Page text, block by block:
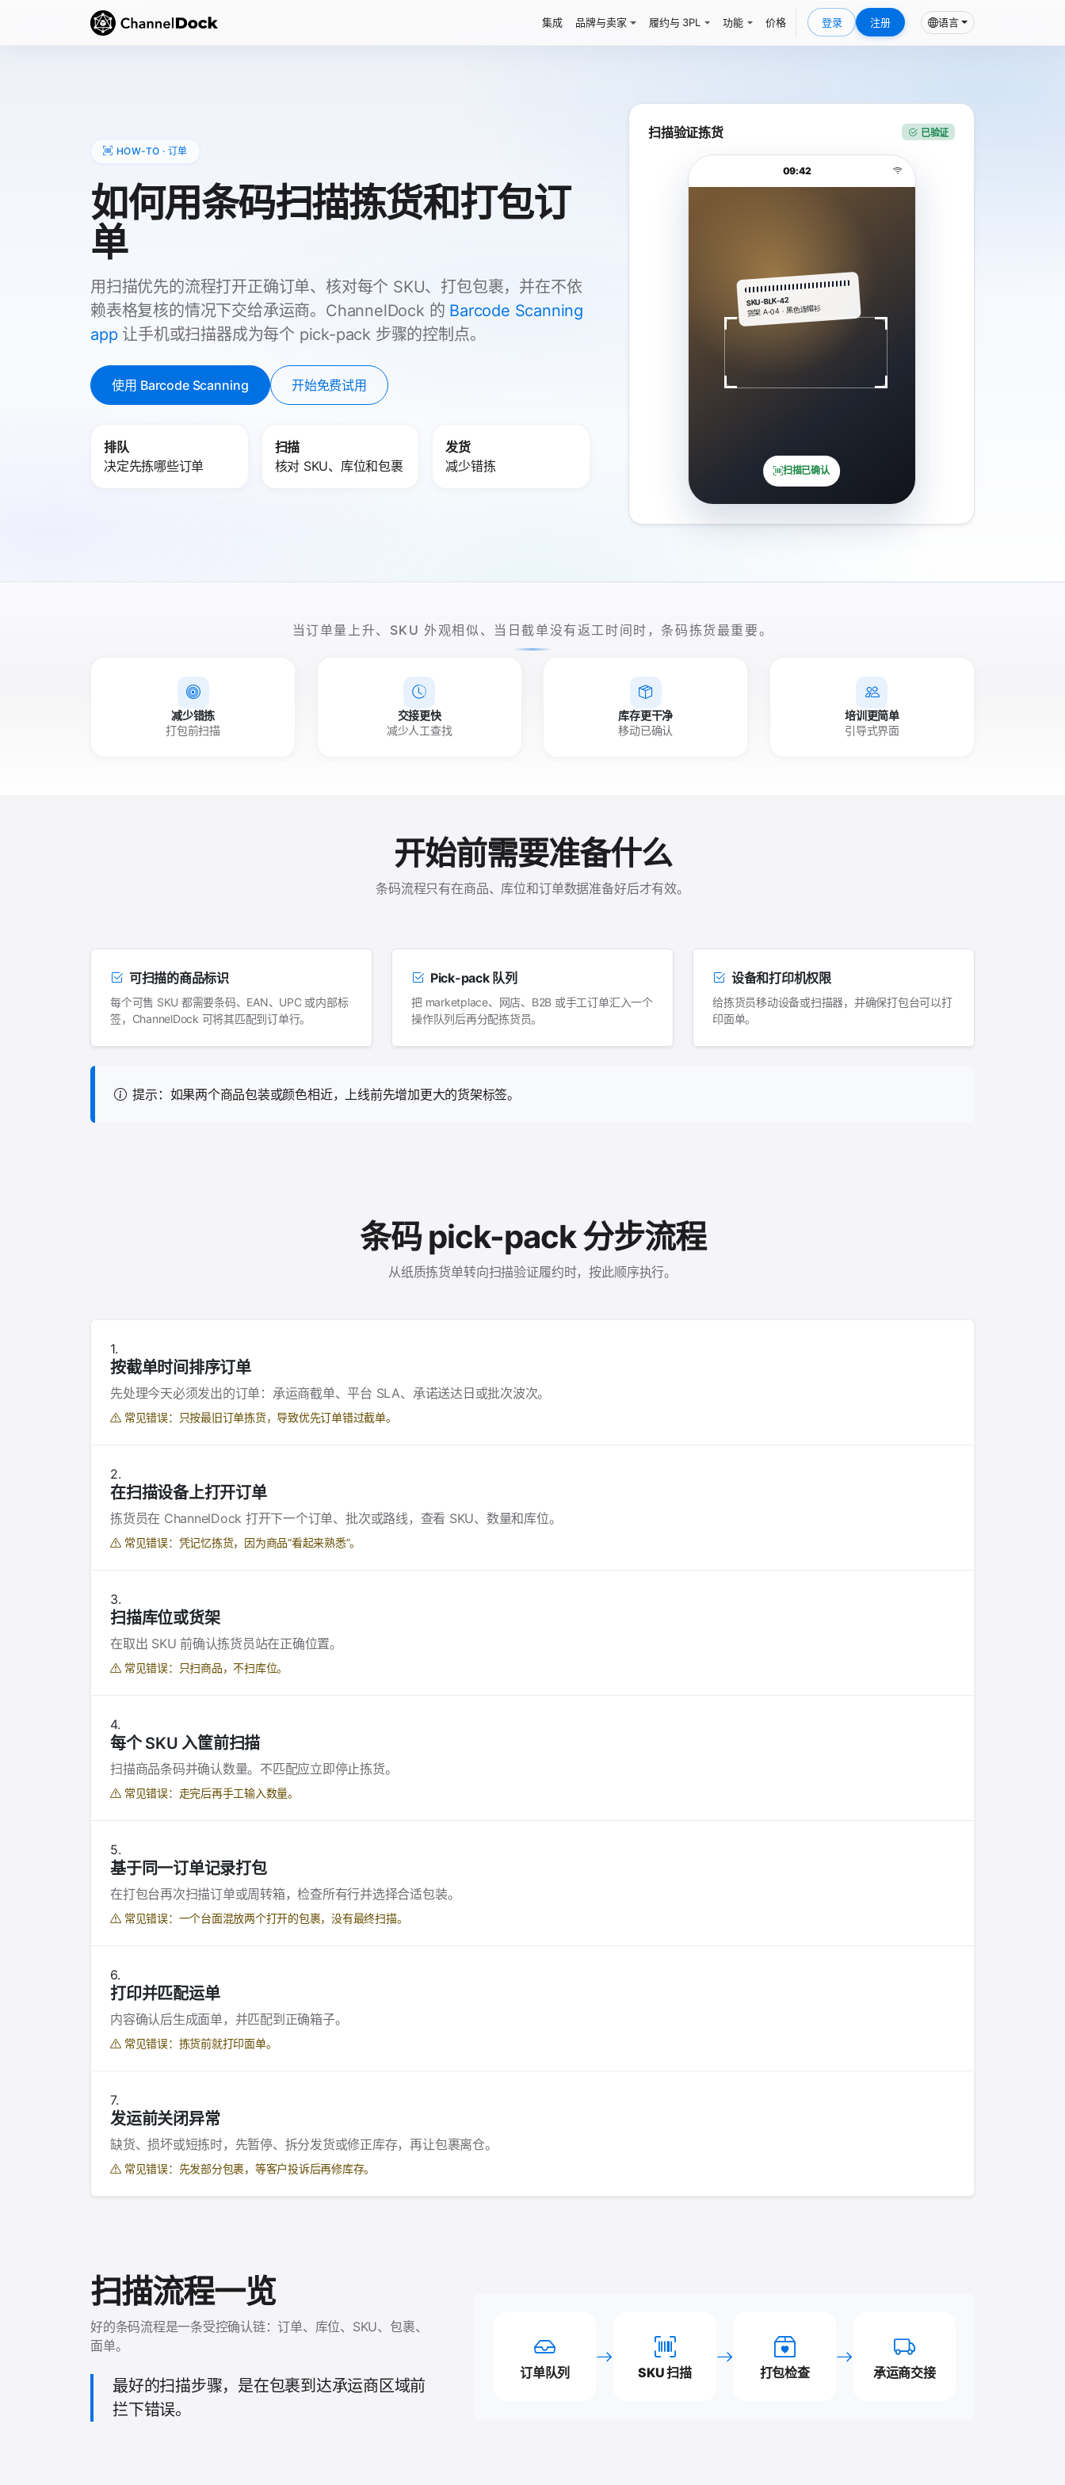
集成 品牌与卖家 履约与 3PL 功能 价格 登录 注册 语言
HOW-TO · 订单
如何用条码扫描拣货和打包订
单
用扫描优先的流程打开正确订单、核对每个 SKU、打包包裹，并在不依
赖表格复核的情况下交给承运商。ChannelDock 的 Barcode Scanning
app让手机或扫描器成为每个 pick-pack 步骤的控制点。
使用 Barcode Scanning 开始免费试用
排队
决定先拣哪些订单
扫描
核对 SKU、库位和包裹
发货
减少错拣
扫描验证拣货 已验证
09:42
SKU-BLK-42
货架 A-04 · 黑色连帽衫
扫描已确认
当订单量上升、SKU 外观相似、当日截单没有返工时间时，条码拣货最重要。
减少错拣
打包前扫描
交接更快
减少人工查找
库存更干净
移动已确认
培训更简单
引导式界面
开始前需要准备什么
条码流程只有在商品、库位和订单数据准备好后才有效。
可扫描的商品标识
每个可售 SKU 都需要条码、EAN、UPC 或内部标
签，ChannelDock 可将其匹配到订单行。
Pick-pack 队列
把 marketplace、网店、B2B 或手工订单汇入一个
操作队列后再分配拣货员。
设备和打印机权限
给拣货员移动设备或扫描器，并确保打包台可以打
印面单。
提示：如果两个商品包装或颜色相近，上线前先增加更大的货架标签。
条码 pick-pack 分步流程
从纸质拣货单转向扫描验证履约时，按此顺序执行。
按截单时间排序订单
先处理今天必须发出的订单：承运商截单、平台 SLA、承诺送达日或批次波次。
常见错误：只按最旧订单拣货，导致优先订单错过截单。
在扫描设备上打开订单
拣货员在 ChannelDock 打开下一个订单、批次或路线，查看 SKU、数量和库位。
常见错误：凭记忆拣货，因为商品“看起来熟悉”。
扫描库位或货架
在取出 SKU 前确认拣货员站在正确位置。
常见错误：只扫商品，不扫库位。
每个 SKU 入筐前扫描
扫描商品条码并确认数量。不匹配应立即停止拣货。
常见错误：走完后再手工输入数量。
基于同一订单记录打包
在打包台再次扫描订单或周转箱，检查所有行并选择合适包装。
常见错误：一个台面混放两个打开的包裹，没有最终扫描。
打印并匹配运单
内容确认后生成面单，并匹配到正确箱子。
常见错误：拣货前就打印面单。
发运前关闭异常
缺货、损坏或短拣时，先暂停、拆分发货或修正库存，再让包裹离仓。
常见错误：先发部分包裹，等客户投诉后再修库存。
扫描流程一览
好的条码流程是一条受控确认链：订单、库位、SKU、包裹、
面单。
最好的扫描步骤，是在包裹到达承运商区域前
拦下错误。
订单队列 SKU 扫描 打包检查 承运商交接